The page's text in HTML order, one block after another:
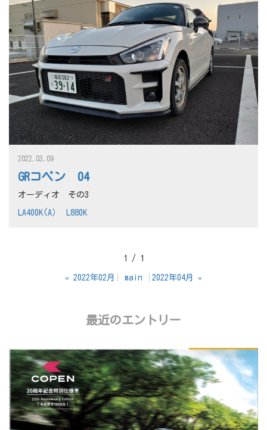
GRコペン 04
2022.03.09
オーディオ その3
LA400K(A） L880K
1 / 1
« 2022年02月 main 2022年04月 »
最近のエントリー